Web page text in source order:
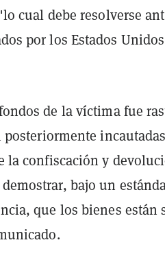
cual debe resolverse
por los Estados
de la víctima fue
la confiscación y
bajo un
que los bienes están